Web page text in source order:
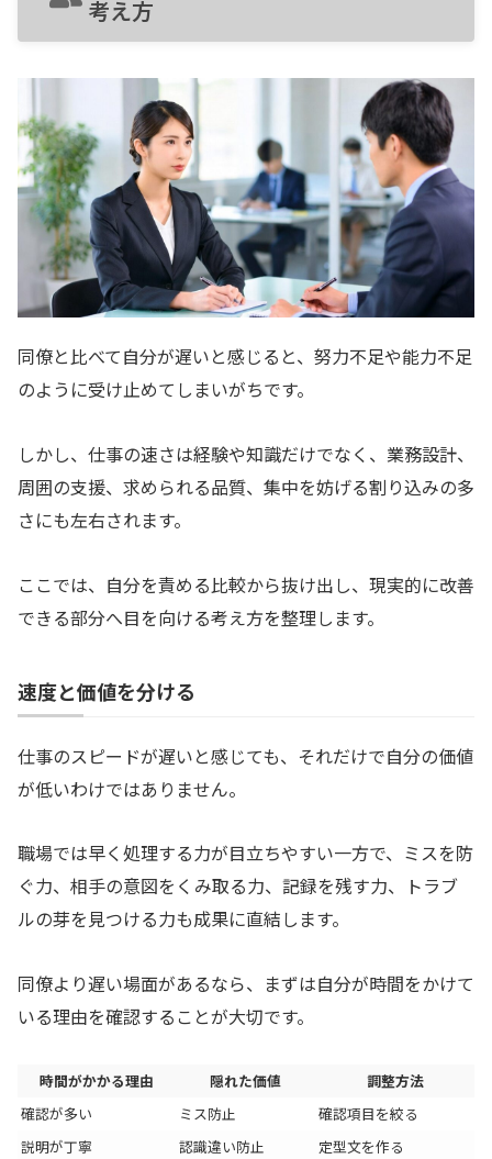
考え方
同僚と比べて自分が遅いと感じると、努力不足や能力不足
のように受け止めてしまいがちです。
しかし、仕事の速さは経験や知識だけでなく、業務設計、
周囲の支援、求められる品質、集中を妨げる割り込みの多
さにも左右されます。
ここでは、自分を責める比較から抜け出し、現実的に改善
できる部分へ目を向ける考え方を整理します。
速度と価値を分ける
仕事のスピードが遅いと感じても、それだけで自分の価値
が低いわけではありません。
職場では早く処理する力が目立ちやすい一方で、ミスを防
ぐ力、相手の意図をくみ取る力、記録を残す力、トラブ
ルの芽を見つける力も成果に直結します。
同僚より遅い場面があるなら、まずは自分が時間をかけて
いる理由を確認することが大切です。
時間がかかる理由 隠れた価値
調整方法
確認が多い
ミス防止
確認項目を絞る
説明が丁寧
認識違い防止
定型文を作る